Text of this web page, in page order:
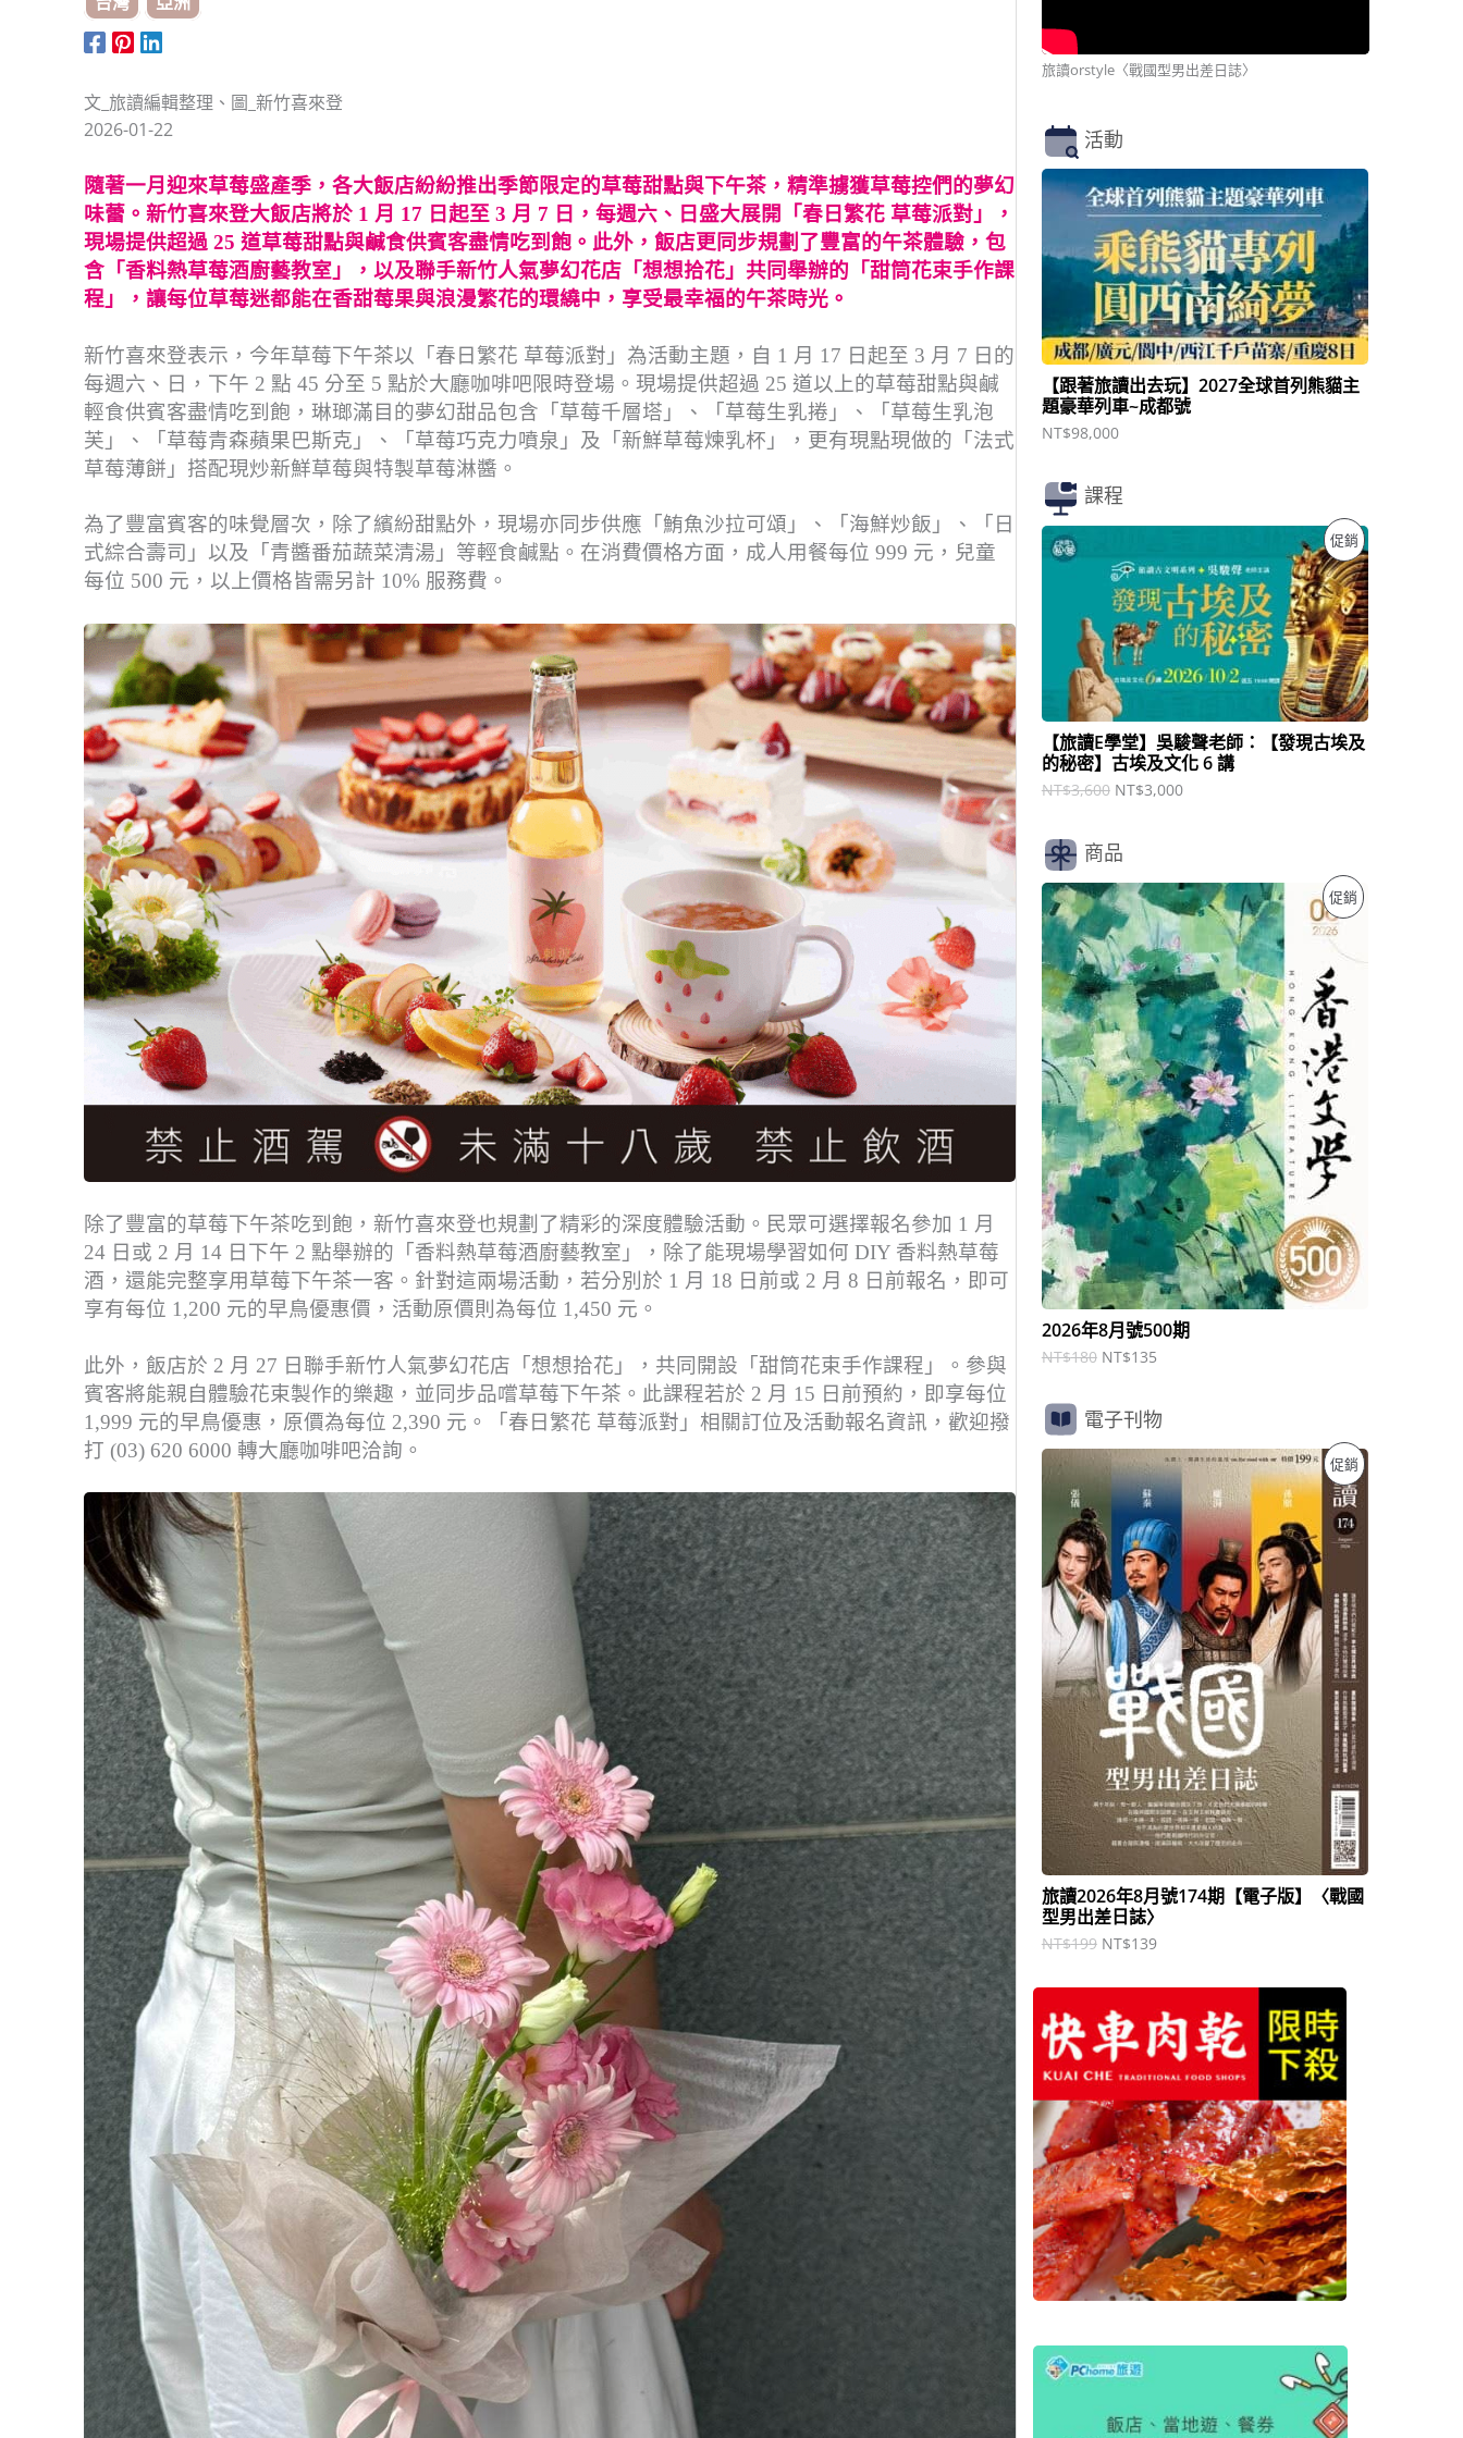
文_旅讀編輯整理、圖_新竹喜來登
2026-01-22
隨著一月迎來草莓盛產季，各大飯店紛紛推出季節限定的草莓甜點與下午茶，精準擄獲草莓控們的夢幻
味蕾。新竹喜來登大飯店將於 1 月 17 日起至 3 月 7 日，每週六、日盛大展開「春日繁花 草莓派對」，
現場提供超過 25 道草莓甜點與鹹食供賓客盡情吃到飽。此外，飯店更同步規劃了豐富的午茶體驗，包
含「香料熱草莓酒廚藝教室」，以及聯手新竹人氣夢幻花店「想想拾花」共同舉辦的「甜筒花束手作課
程」，讓每位草莓迷都能在香甜莓果與浪漫繁花的環繞中，享受最幸福的午茶時光。
新竹喜來登表示，今年草莓下午茶以「春日繁花 草莓派對」為活動主題，自 1 月 17 日起至 3 月 7 日的
每週六、日，下午 2 點 45 分至 5 點於大廳咖啡吧限時登場。現場提供超過 25 道以上的草莓甜點與鹹
輕食供賓客盡情吃到飽，琳瑯滿目的夢幻甜品包含「草莓千層塔」、「草莓生乳捲」、「草莓生乳泡
芙」、「草莓青森蘋果巴斯克」、「草莓巧克力噴泉」及「新鮮草莓煉乳杯」，更有現點現做的「法式
草莓薄餅」搭配現炒新鮮草莓與特製草莓淋醬。
為了豐富賓客的味覺層次，除了繽紛甜點外，現場亦同步供應「鮪魚沙拉可頌」、「海鮮炒飯」、「日
式綜合壽司」以及「青醬番茄蔬菜清湯」等輕食鹹點。在消費價格方面，成人用餐每位 999 元，兒童
每位 500 元，以上價格皆需另計 10% 服務費。
除了豐富的草莓下午茶吃到飽，新竹喜來登也規劃了精彩的深度體驗活動。民眾可選擇報名參加 1 月
24 日或 2 月 14 日下午 2 點舉辦的「香料熱草莓酒廚藝教室」，除了能現場學習如何 DIY 香料熱草莓
酒，還能完整享用草莓下午茶一客。針對這兩場活動，若分別於 1 月 18 日前或 2 月 8 日前報名，即可
享有每位 1,200 元的早鳥優惠價，活動原價則為每位 1,450 元。
此外，飯店於 2 月 27 日聯手新竹人氣夢幻花店「想想拾花」，共同開設「甜筒花束手作課程」。參與
賓客將能親自體驗花束製作的樂趣，並同步品嚐草莓下午茶。此課程若於 2 月 15 日前預約，即享每位
1,999 元的早鳥優惠，原價為每位 2,390 元。「春日繁花 草莓派對」相關訂位及活動報名資訊，歡迎撥
打 (03) 620 6000 轉大廳咖啡吧洽詢。
旅讀orstyle〈戰國型男出差日誌〉
活動
【跟著旅讀出去玩】2027全球首列熊貓主
題豪華列車~成都號
NT$98,000
課程
促銷 特
價
商
品
【旅讀E學堂】吳駿聲老師：【發現古埃及
的秘密】古埃及文化 6 講
NT$3,600
價
格
：
N
T
$
3
,
6
0
0
。
NT$3,000
價
格
：
N
T
$
3
0
0
0
。
商品
促銷特
2026年8月號500期
NT$180
原
始
價
格
：
N
T
$
8
0
。
NT$135
前
價
格
：
N
T
1
3
5
。
電子刊物
促銷 特
商
旅讀2026年8月號174期【電子版】〈戰國
型男出差日誌〉
NT$199
原
始
價
格
：
N
T
$
1
9
9
。
NT$139
目
前
價
格
：
N
T
$
1
3
9
。